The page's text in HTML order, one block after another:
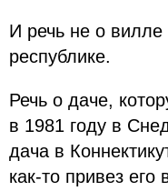
И речь не о
республике.
Речь о даче,
в 1981 году в
дача в
как-то привез его